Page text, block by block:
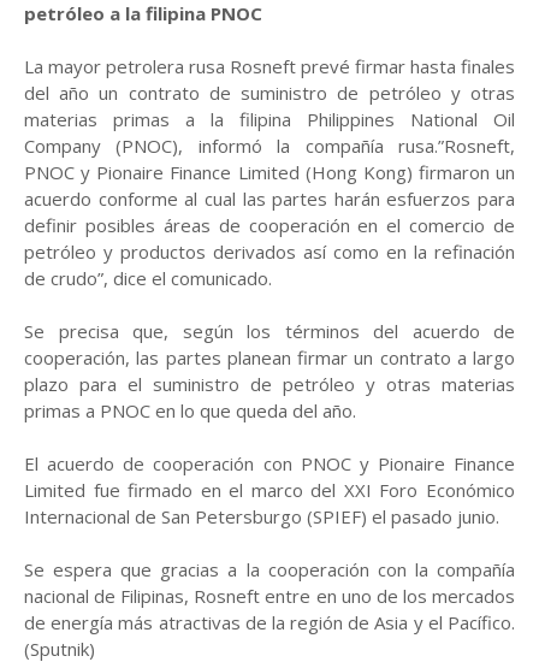
petróleo a la filipina PNOC
La mayor petrolera rusa Rosneft prevé firmar hasta finales
del año un contrato de suministro de petróleo y otras
materias primas a la filipina Philippines National Oil
Company (PNOC), informó la compañía rusa.”Rosneft,
PNOC y Pionaire Finance Limited (Hong Kong) firmaron un
acuerdo conforme al cual las partes harán esfuerzos para
definir posibles áreas de cooperación en el comercio de
petróleo y productos derivados así como en la refinación
de crudo”, dice el comunicado.
Se precisa que, según los términos del acuerdo de
cooperación, las partes planean firmar un contrato a largo
plazo para el suministro de petróleo y otras materias
primas a PNOC en lo que queda del año.
El acuerdo de cooperación con PNOC y Pionaire Finance
Limited fue firmado en el marco del XXI Foro Económico
Internacional de San Petersburgo (SPIEF) el pasado junio.
Se espera que gracias a la cooperación con la compañía
nacional de Filipinas, Rosneft entre en uno de los mercados
de energía más atractivas de la región de Asia y el Pacífico.
(Sputnik)